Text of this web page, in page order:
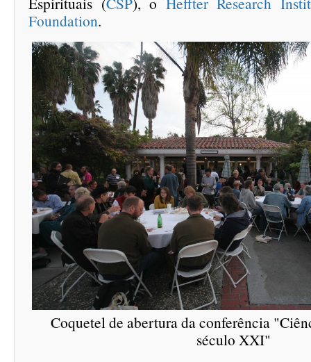
Foundation.
Coquetel de abertura da conferência
século XXI"